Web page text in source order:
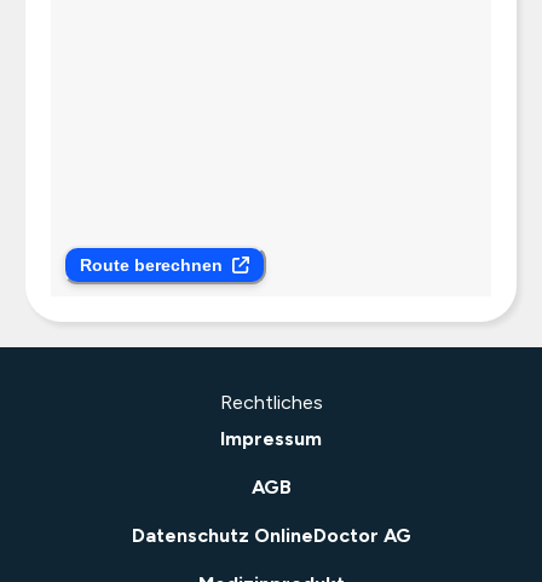
Route berechnen
Rechtliches
Impressum
AGB
Datenschutz OnlineDoctor AG